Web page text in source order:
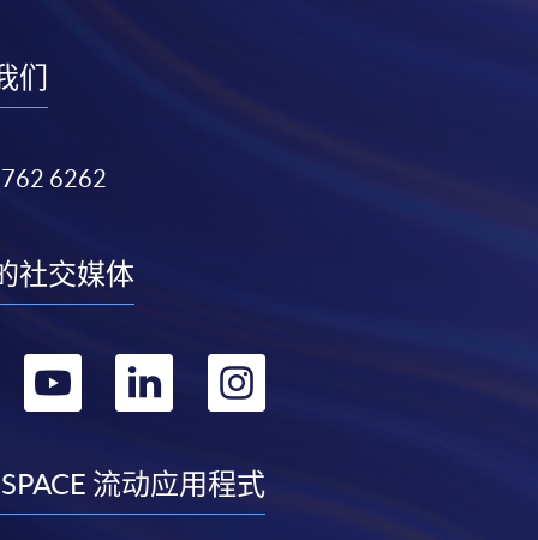
们
6262
社交媒体
转
youtube
转
linkedin
转
instagram
流动应用程式